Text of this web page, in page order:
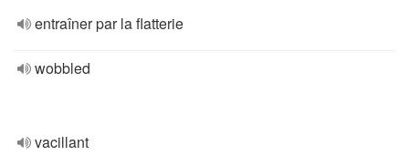
entraîner par la flatterie
wobbled
vacillant